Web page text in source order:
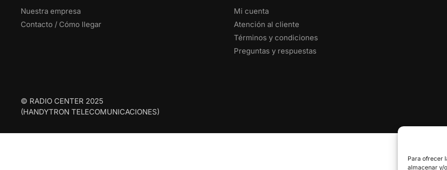
Para ofrecer
almacenar y/
Nuestra empresa
Contacto / Cómo llegar
Mi cuenta
Atención al cliente
Términos y condiciones
Preguntas y respuestas
© RADIO CENTER 2025
(HANDYTRON TELECOMUNICACIONES)